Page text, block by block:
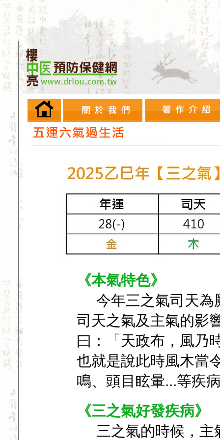
《本氣特色》
今年三之氣司天為
司天之氣及主氣的影
曰：「天政布，風乃
也就是說此時風木當
鳴、頭目眩暈...等疾
《三之氣好發疾病》
三之氣的時候，